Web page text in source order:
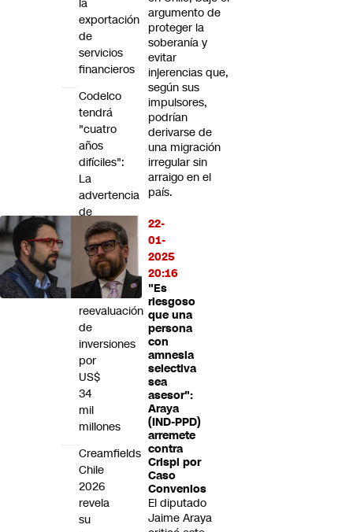
argumento de
proteger la
soberanía y
evitar
injerencias que,
según sus
impulsores,
podrían
derivarse de
una migración
irregular sin
arraigo en el
país.
22-
01-
2025
20:16
"Es
riesgoso
que una
persona
con
amnesia
selectiva
sea
asesor":
Araya
(IND-PPD)
arremete
contra
Crispi por
Caso
Convenios
El diputado
Jaime Araya
la
exportación
de
servicios
financieros
Codelco
tendrá
"cuatro
años
difíciles":
La
advertencia
de
Bernardo
Fontaine
en
medio
de
reevaluación
de
inversiones
por
US$
34
mil
millones
Creamfields
Chile
2026
revela
su